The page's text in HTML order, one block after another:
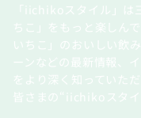
「iichikoスタイル」は
ちこ」をもっと楽しん
いちこ」のおいしい飲
ーンなどの最新情報、
をより深く知っていた
皆さまの“iichikoスタイ